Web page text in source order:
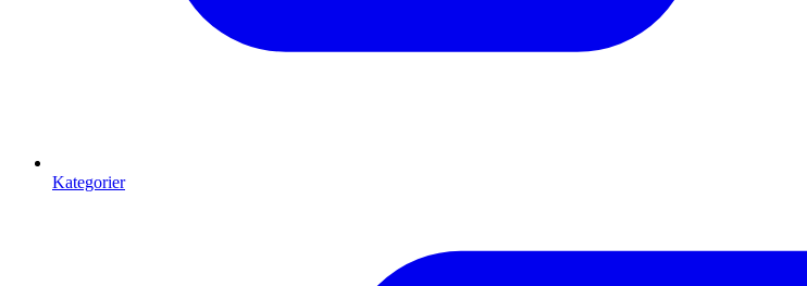
Kategorier